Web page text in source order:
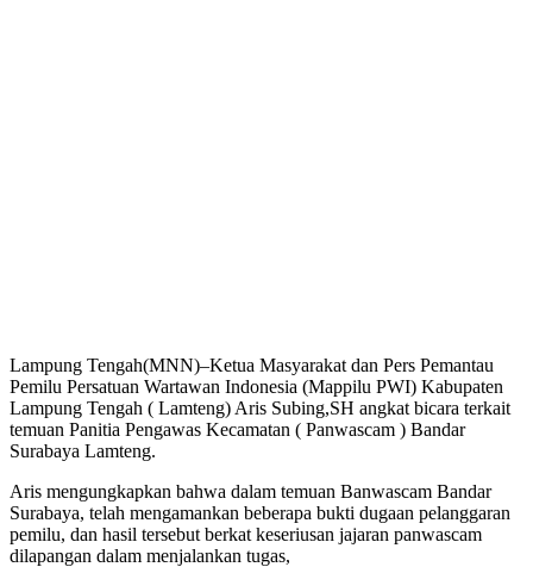
Lampung Tengah(MNN)–Ketua Masyarakat dan Pers Pemantau
Pemilu Persatuan Wartawan Indonesia (Mappilu PWI) Kabupaten
Lampung Tengah ( Lamteng) Aris Subing,SH angkat bicara terkait
temuan Panitia Pengawas Kecamatan ( Panwascam ) Bandar
Surabaya Lamteng.
Aris mengungkapkan bahwa dalam temuan Banwascam Bandar
Surabaya, telah mengamankan beberapa bukti dugaan pelanggaran
pemilu, dan hasil tersebut berkat keseriusan jajaran panwascam
dilapangan dalam menjalankan tugas,